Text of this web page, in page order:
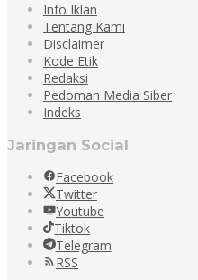
Info Iklan
Tentang Kami
Disclaimer
Kode Etik
Redaksi
Pedoman Media Siber
Indeks
Jaringan Social
Facebook
Twitter
Youtube
Tiktok
Telegram
RSS